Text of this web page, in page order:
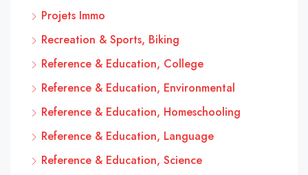
Projets Immo
Recreation & Sports, Biking
Reference & Education, College
Reference & Education, Environmental
Reference & Education, Homeschooling
Reference & Education, Language
Reference & Education, Science